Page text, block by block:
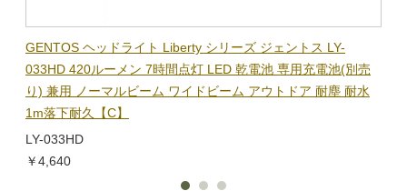
GENTOS ヘッドライト Liberty シリーズ ジェントス LY-
033HD 420ルーメン 7時間点灯 LED 乾電池 専用充電池(別売
り) 兼用 ノーマルビーム ワイドビーム アウトドア 耐塵 耐水
1m落下耐久【C】
LY-033HD
￥4,640